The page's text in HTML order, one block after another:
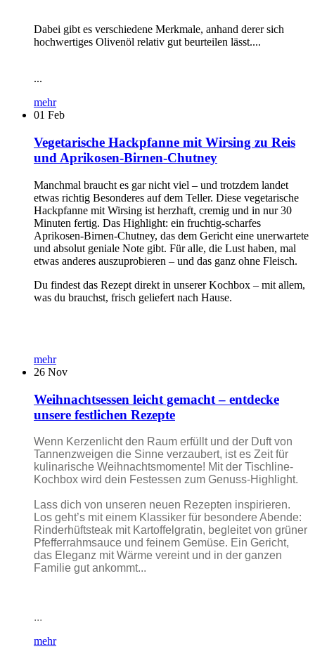
Dabei gibt es verschiedene Merkmale, anhand derer sich
hochwertiges Olivenöl relativ gut beurteilen lässt....
...
mehr
01 Feb
Vegetarische Hackpfanne mit Wirsing zu Reis
und Aprikosen-Birnen-Chutney
Manchmal braucht es gar nicht viel – und trotzdem landet
etwas richtig Besonderes auf dem Teller. Diese vegetarische
Hackpfanne mit Wirsing ist herzhaft, cremig und in nur 30
Minuten fertig. Das Highlight: ein fruchtig-scharfes
Aprikosen-Birnen-Chutney, das dem Gericht eine unerwartete
und absolut geniale Note gibt. Für alle, die Lust haben, mal
etwas anderes auszuprobieren – und das ganz ohne Fleisch.
Du findest das Rezept direkt in unserer Kochbox – mit allem,
was du brauchst, frisch geliefert nach Hause.
mehr
26 Nov
Weihnachtsessen leicht gemacht – entdecke
unsere festlichen Rezepte
Wenn Kerzenlicht den Raum erfüllt und der Duft von
Tannenzweigen die Sinne verzaubert, ist es Zeit für
kulinarische Weihnachtsmomente! Mit der Tischline-
Kochbox wird dein Festessen zum Genuss-Highlight.
Lass dich von unseren neuen Rezepten inspirieren.
Los geht’s mit einem Klassiker für besondere Abende:
Rinderhüftsteak mit Kartoffelgratin, begleitet von grüner
Pfefferrahmsauce und feinem Gemüse. Ein Gericht,
das Eleganz mit Wärme vereint und in der ganzen
Familie gut ankommt...
...
mehr